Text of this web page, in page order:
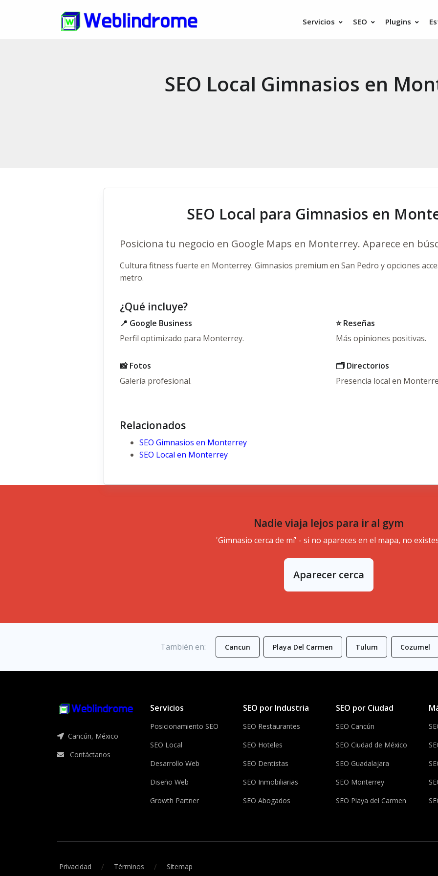
Servicios SEO Plugins
SEO Local Gimnasios en
SEO Local para Gimnasios en
Posiciona tu negocio en Google Maps en Monterrey. Aparece en
Cultura fitness fuerte en Monterrey. Gimnasios premium en San Pedro y opciones
metro.
¿Qué incluye?
📍 Google Business
Perfil optimizado para Monterrey.
⭐ Reseñas
Más opiniones positivas.
📸 Fotos
Galería profesional.
🗂️ Directorios
Presencia local en
Relacionados
SEO Gimnasios en Monterrey
SEO Local en Monterrey
Nadie viaja lejos para ir al gym
'Gimnasio cerca de mí' - si no apareces en el mapa, no
Aparecer cerca
También en: Cancun Playa Del Carmen Tulum Cozumel
Cancún, México
Contáctanos
Servicios
Posicionamiento SEO
SEO Local
Desarrollo Web
Diseño Web
Growth Partner
SEO por Industria
SEO Restaurantes
SEO Hoteles
SEO Dentistas
SEO Inmobiliarias
SEO Abogados
SEO por Ciudad
SEO Cancún
SEO Ciudad de México
SEO Guadalajara
SEO Monterrey
SEO Playa del Carmen
Privacidad / Términos / Sitemap